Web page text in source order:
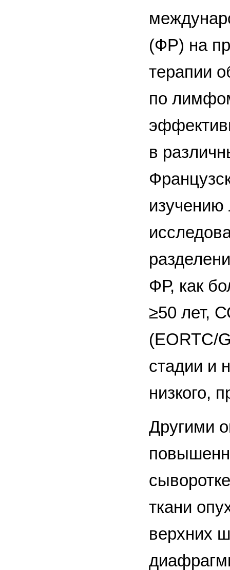
(ФР) на
терапии
по
в
изучению
ФР, как
≥50 лет,
(EORTC/
стадии и
низкого,
Другими
ткани
верхних